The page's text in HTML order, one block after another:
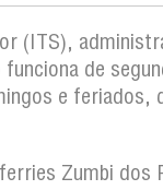
(ITS),
de
e feriados,
Zumbi dos